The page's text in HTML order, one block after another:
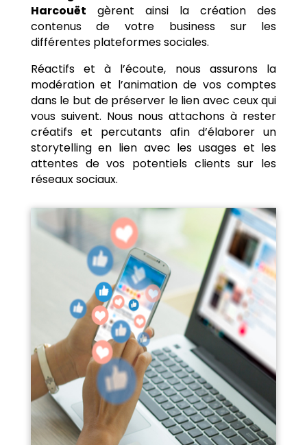
Harcouët gèrent ainsi la création des
contenus de votre business sur les
différentes plateformes sociales.
Réactifs et à l’écoute, nous assurons la
modération et l’animation de vos comptes
dans le but de préserver le lien avec ceux qui
vous suivent. Nous nous attachons à rester
créatifs et percutants afin d’élaborer un
storytelling en lien avec les usages et les
attentes de vos potentiels clients sur les
réseaux sociaux.